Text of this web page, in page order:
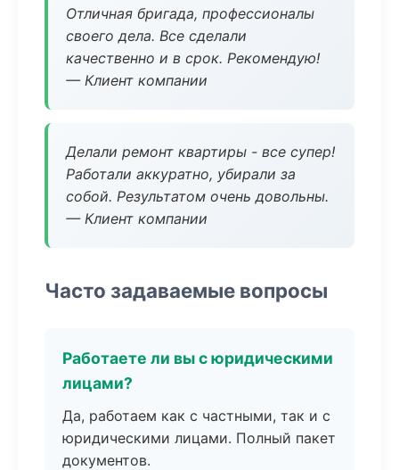
Отличная бригада, профессионалы
своего дела. Все сделали
качественно и в срок. Рекомендую!
— Клиент компании
Делали ремонт квартиры - все супер!
Работали аккуратно, убирали за
собой. Результатом очень довольны.
— Клиент компании
Часто задаваемые вопросы
Работаете ли вы с юридическими
лицами?
Да, работаем как с частными, так и с
юридическими лицами. Полный пакет
документов.